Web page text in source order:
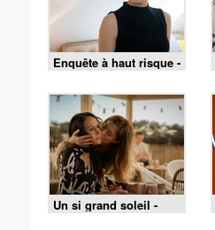
Enquête à haut risque -
02/08/2026
Un si grand soleil -
07/08/2026